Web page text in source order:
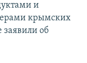
и
крымских
заявили об